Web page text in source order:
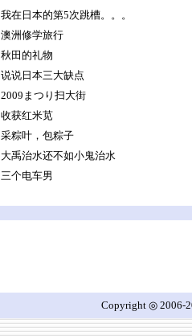
我在日本的第5次跳槽。。。
澳洲修学旅行
秋田的礼物
说说日本三大缺点
2009まつり扫大街
收获红米苋
采粽叶，包粽子
大禹治水还不如小鬼治水
三个电车男
Copyright ◎ 2006-